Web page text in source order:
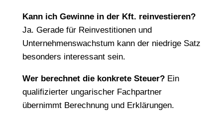
Kann ich Gewinne in der Kft. reinvestieren?
Ja. Gerade für Reinvestitionen und
Unternehmenswachstum kann der niedrige Satz
besonders interessant sein.
Wer berechnet die konkrete Steuer?Ein
qualifizierter ungarischer Fachpartner
übernimmt Berechnung und Erklärungen.